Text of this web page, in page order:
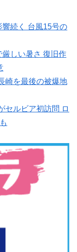
続く 台風15号の
しい暑さ 復旧作
崎を最後の被爆地
セルビア初訪問 ロ